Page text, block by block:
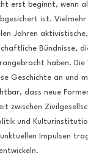
erst beginnt, wenn
ist. Vielmehr
Jahren
Bündnisse,
haben. Die
Geschichte an und
dass neue
zwischen
und
Impulsen